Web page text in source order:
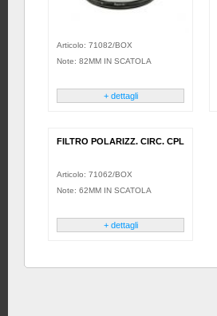
Articolo: 71082/BOX
Note: 82MM IN SCATOLA
+ dettagli
FILTRO POLARIZZ. CIRC. CPL
Articolo: 71062/BOX
Note: 62MM IN SCATOLA
+ dettagli